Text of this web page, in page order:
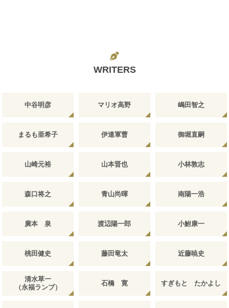
WRITERS
中谷明彦 マリオ高野 嶋田智之
まるも亜希子 伊達軍曹 御堀直嗣
山崎元裕 山本晋也 小林敦志
森口将之 青山尚暉 南陽一浩
廣本 泉 渡辺陽一郎 小鮒康一
桃田健史 藤田竜太 近藤暁史
清水草一
（永福ランプ）
石橋 寛 すぎもと たかよし